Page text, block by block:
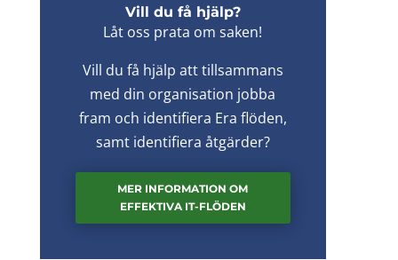
Vill du få hjälp?
Låt oss prata om saken!
Vill du få hjälp att tillsammans
med din organisation jobba
fram och identifiera Era flöden,
samt identifiera åtgärder?
MER INFORMATION OM
EFFEKTIVA IT-FLÖDEN